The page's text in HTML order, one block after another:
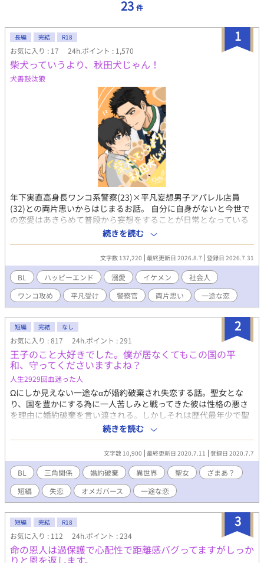
23 件
1
長編 完結 R18
お気に入り : 17 24h.ポイント : 1,570
柴犬っていうより、秋田犬じゃん！
犬善鼓汰狼
年下実直高身長ワンコ系警察(23)×平凡妄想男子アパレル店員
(32)との両片思いからはじまるお話。 自分に自身がないと今世で
の恋愛はあきらめて普段から妄想をすることが日常となっている
32歳の低身長アパレル店員の寺川 佑一(てらかわ ゆういち)。 そし
て佑一が勤めるアパレルショップの常連・職業不明な高身長ワン
コ系イケメンの柴山健太(しばやま けんた)。 柴山くんは誰から見
ても分かるくらい佑一への好意が溢れているが、『そんなわけが
ない！勘違いしてはいけない』となる佑一とのすれ違い両思いラ
ブコメ。 何故、柴山くんは佑一をそんなに好きになったのか。 果
たして佑一は柴山くんの好意を素直に受け入れることが出来るの
か！ ぜひお読みいただけたら嬉しいです！ ※本編は全18話です！
途中でおまけ話もあります！ 【R指定エピソードはエピソード名
にR指定記載をしますので、そちらをご参考にしてください。】
※ムーンライトノベルズ様 fujossy 様 でも同時掲載中です！
続きを読む
文字数 137,220 最終更新日 2026.8.7 登録日 2026.7.31
BL ハッピーエンド 溺愛 イケメン
社会人
ワンコ攻め
平凡受け 警察官 両片思い 一途な恋
2
短編 完結 なし
お気に入り : 817 24h.ポイント : 291
王子のこと大好きでした。僕が居なくてもこの国の平
和、守ってくださいますよね？
人生2929回血迷った人
Ωにしか見えない一途な‪α‬が婚約破棄され失恋する話。聖女とな
り、国を豊かにする為に一人苦しみと戦ってきた彼は性格の悪さ
を理由に婚約破棄を言い渡される。しかしそれは歴代最年少で聖
女になった弊害で仕方のないことだった。 ・五話完結予定です。
※オメガバースで‪α‬が受けっぽいです。
続きを読む
文字数 10,900 最終更新日 2020.7.11 登録日 2020.7.7
BL ‪三角関係 婚約破棄 異世界 聖女
ざまあ？
短編
失恋 オメガバース 一途な恋
3
短編 完結 R18
お気に入り : 112 24h.ポイント : 234
命の恩人は過保護で心配性で距離感バグってますがしっか
りと恩を返します。